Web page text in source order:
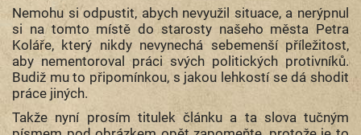
Nemohu si odpustit, abych nevyužil situace, a nerýpnul
si na tomto místě do starosty našeho města Petra
Koláře, který nikdy nevynechá sebemenší příležitost,
aby nementoroval práci svých politických protivníků.
Budiž mu to připomínkou, s jakou lehkostí se dá shodit
práce jiných.
Takže nyní prosím titulek článku a ta slova tučným